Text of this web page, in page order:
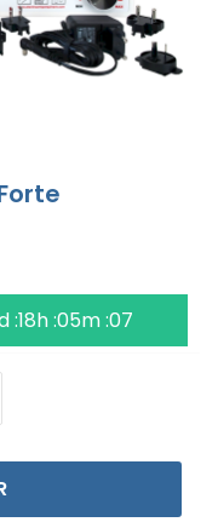
:18h :05m :06